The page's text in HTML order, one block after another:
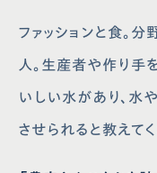
ファッションと食。
人。生産者や作り手
いしい水があり、水
させられると教えてく